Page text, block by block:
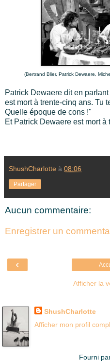
(Bertrand Blier, Patrick Dewaere,
Patrick Dewaere dit en
est mort à trente-cinq ans. Tu
Quelle époque de cons !"
Et Patrick Dewaere est mort à
ShushCharlotte à 08:06
Partager
Aucun commentaire:
Enregistrer un
‹
Afficher la
ShushCharlotte
Afficher mon profil
Fourni